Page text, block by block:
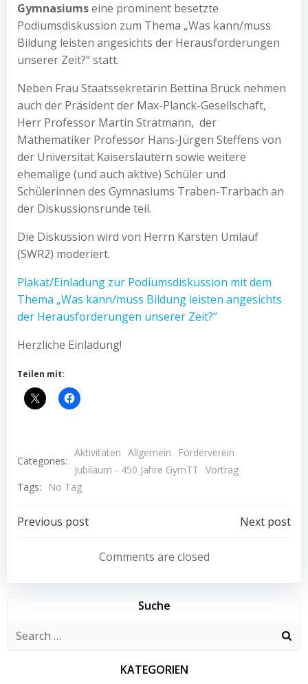
Gymnasiumseine prominent besetzte
Podiumsdiskussion zum Thema „Was kann/muss
Bildung leisten angesichts der Herausforderungen
unserer Zeit?“ statt.
Neben Frau Staatssekretärin Bettina Brück nehmen
auch der Präsident der Max-Planck-Gesellschaft,
Herr Professor Martin Stratmann, der
Mathematiker Professor Hans-Jürgen Steffens von
der Universität Kaiserslautern sowie weitere
ehemalige (und auch aktive) Schüler und
Schülerinnen des Gymnasiums Traben-Trarbach an
der Diskussionsrunde teil.
Die Diskussion wird von Herrn Karsten Umlauf
(SWR2) moderiert.
Plakat/Einladung zur Podiumsdiskussion mit dem
Thema „Was kann/muss Bildung leisten angesichts
der Herausforderungen unserer Zeit?“
Herzliche Einladung!
Teilen mit:
Categories:
Aktivitäten Allgemein
Förderverein
Jubiläum - 450 Jahre GymTT Vortrag
Tags:
No Tag
Post
navigation
Previous post
navigation
Next post
Comments are closed
Suche
Search
KATEGORIEN